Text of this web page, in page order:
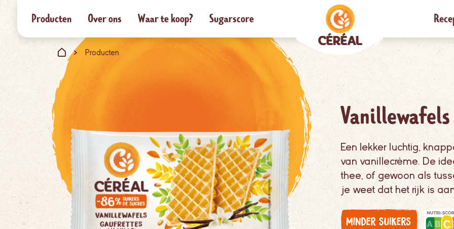
Producten Over ons Waar te koop? Sugarscore
Producten
Vanillewafels
Een lekker luchtig,
van vanillecrème. De
thee, of gewoon als
je weet dat het rijk is